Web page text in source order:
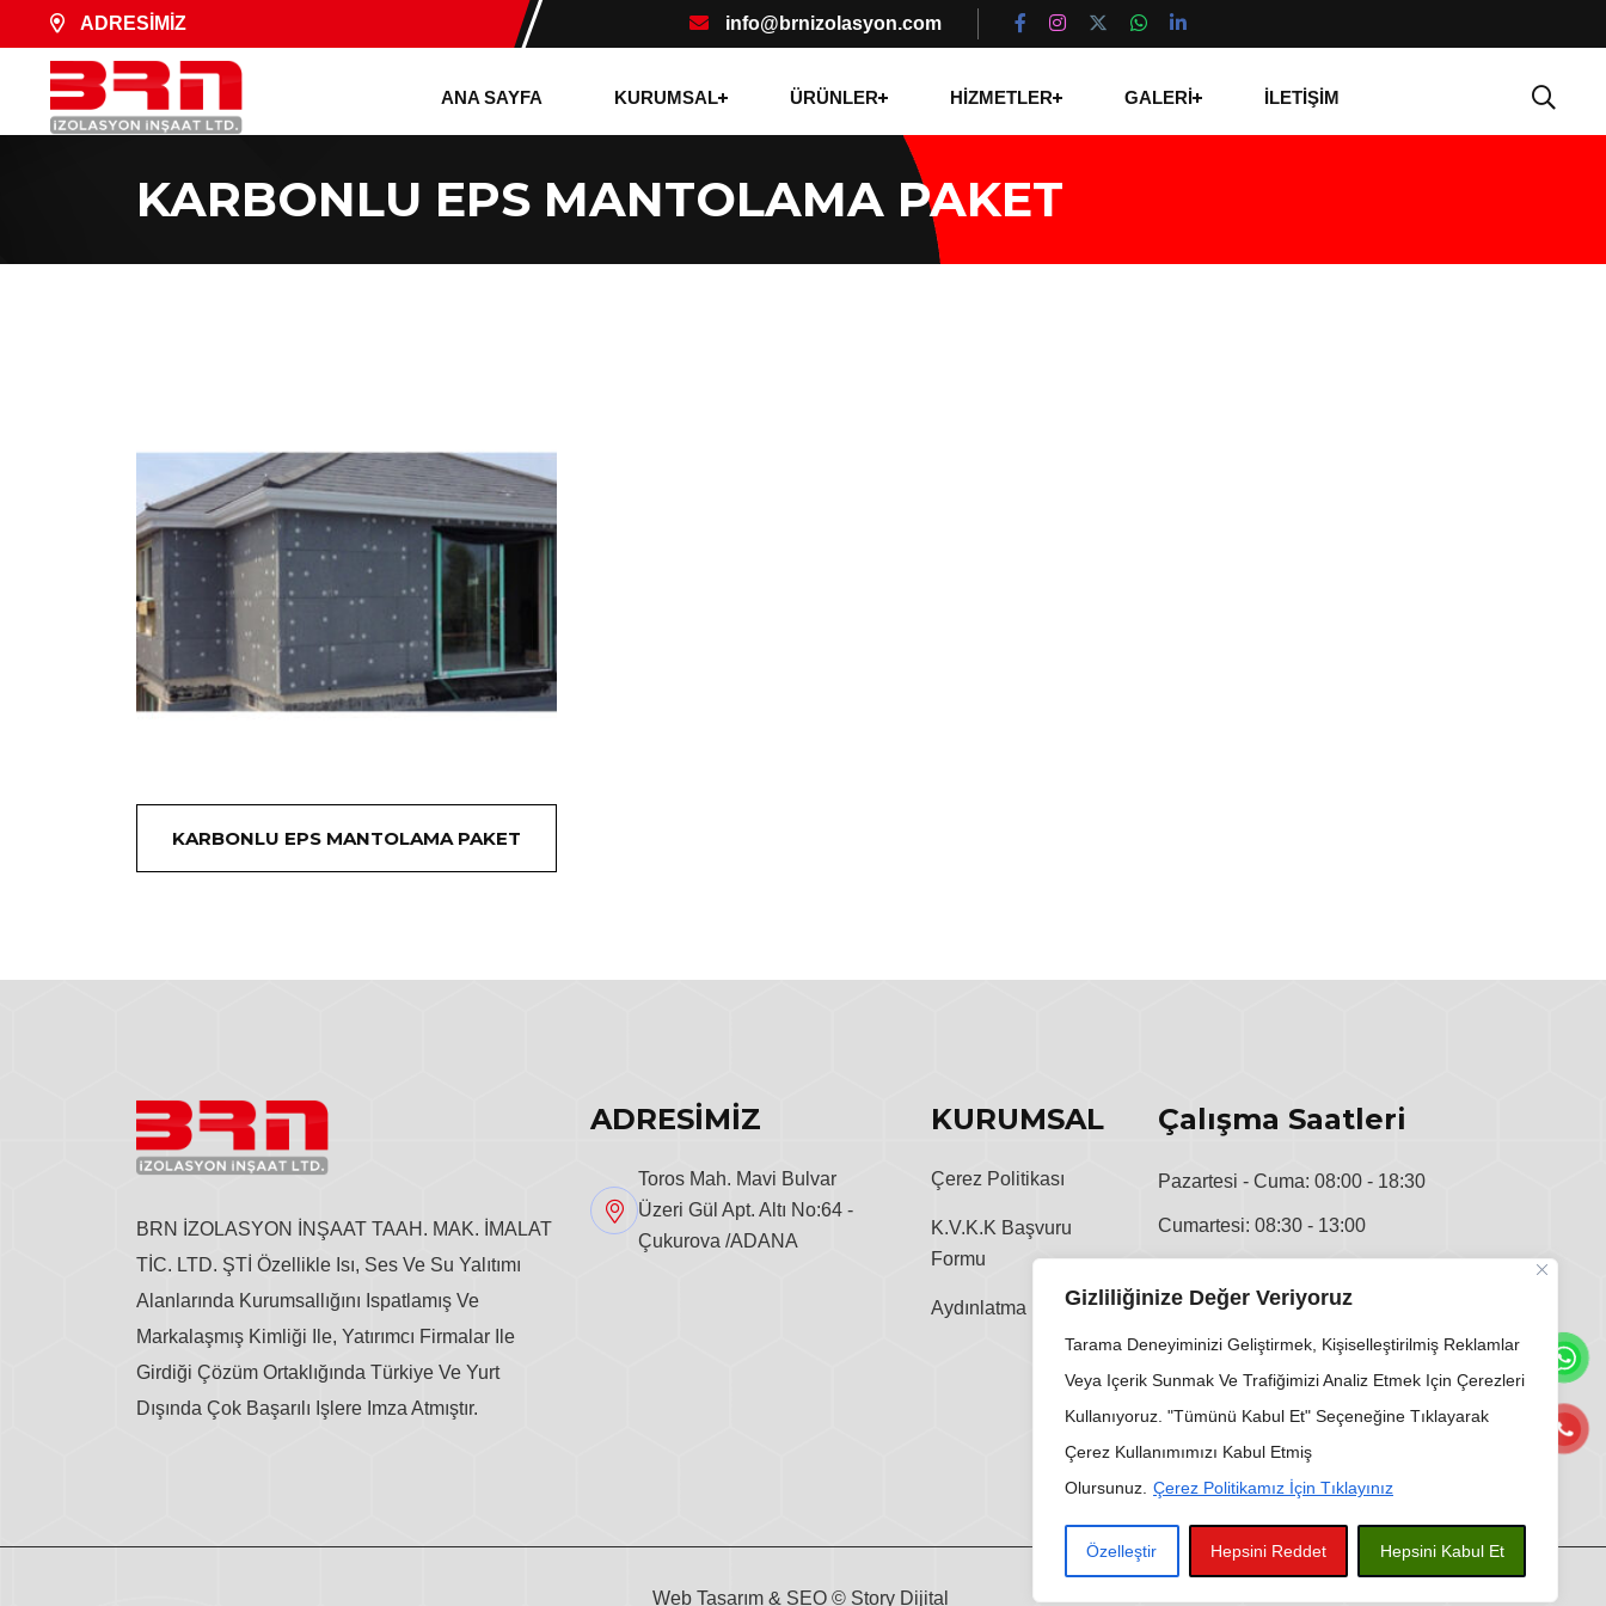
Gizliliğinize Değer Veriyoruz
Tarama Deneyiminizi Geliştirmek, Kişiselleştirilmiş Reklamlar
Veya Içerik Sunmak Ve Trafiğimizi Analiz Etmek Için Çerezleri
Kullanıyoruz. "Tümünü Kabul Et" Seçeneğine Tıklayarak
Çerez Kullanımımızı Kabul Etmiş
Olursunuz. Çerez Politikamız İçin Tıklayınız
Özelleştir Hepsini Reddet Hepsini Kabul Et
ADRESİMİZ info@brnizolasyon.com
ANA SAYFA KURUMSAL ÜRÜNLER HİZMETLER GALERİ İLETİŞİM
KARBONLU EPS MANTOLAMA PAKET
KARBONLU EPS MANTOLAMA PAKET
BRN İZOLASYON İNŞAAT TAAH. MAK. İMALAT
TİC. LTD. ŞTİ Özellikle Isı, Ses Ve Su Yalıtımı
Alanlarında Kurumsallığını Ispatlamış Ve
Markalaşmış Kimliği Ile, Yatırımcı Firmalar Ile
Girdiği Çözüm Ortaklığında Türkiye Ve Yurt
Dışında Çok Başarılı Işlere Imza Atmıştır.
ADRESİMİZ
Toros Mah. Mavi Bulvar
Üzeri Gül Apt. Altı No:64 -
Çukurova /ADANA
KURUMSAL
Çerez Politikası
K.V.K.K Başvuru
Formu
Aydınlatma Metni
Çalışma Saatleri
Pazartesi - Cuma: 08:00 - 18:30
Cumartesi: 08:30 - 13:00
Web Tasarım & SEO © Story Dijital